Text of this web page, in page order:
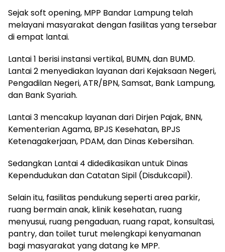
Sejak soft opening, MPP Bandar Lampung telah
melayani masyarakat dengan fasilitas yang tersebar
di empat lantai.
Lantai 1 berisi instansi vertikal, BUMN, dan BUMD.
Lantai 2 menyediakan layanan dari Kejaksaan Negeri,
Pengadilan Negeri, ATR/BPN, Samsat, Bank Lampung,
dan Bank Syariah.
Lantai 3 mencakup layanan dari Dirjen Pajak, BNN,
Kementerian Agama, BPJS Kesehatan, BPJS
Ketenagakerjaan, PDAM, dan Dinas Kebersihan.
Sedangkan Lantai 4 didedikasikan untuk Dinas
Kependudukan dan Catatan Sipil (Disdukcapil).
Selain itu, fasilitas pendukung seperti area parkir,
ruang bermain anak, klinik kesehatan, ruang
menyusui, ruang pengaduan, ruang rapat, konsultasi,
pantry, dan toilet turut melengkapi kenyamanan
bagi masyarakat yang datang ke MPP.